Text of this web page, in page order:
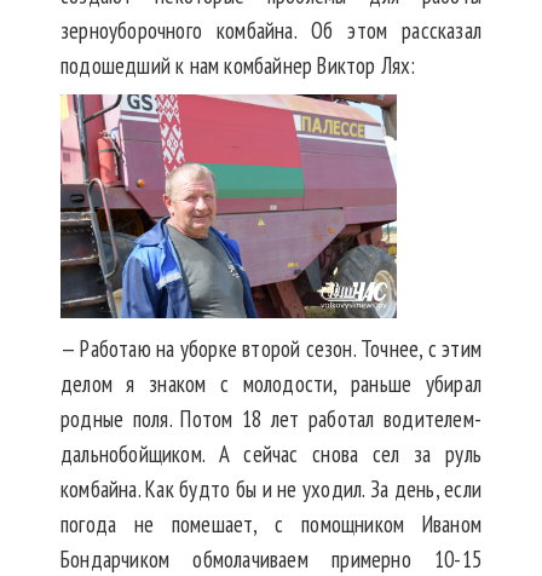
зерноуборочного комбайна. Об этом рассказал
подошедший к нам комбайнер Виктор Лях:
— Работаю на уборке второй сезон. Точнее, с этим
делом я знаком с молодости, раньше убирал
родные поля. Потом 18 лет работал водителем-
дальнобойщиком. А сейчас снова сел за руль
комбайна. Как будто бы и не уходил. За день, если
погода не помешает, с помощником Иваном
Бондарчиком обмолачиваем примерно 10-15